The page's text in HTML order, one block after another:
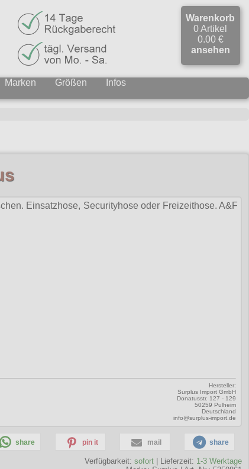
Warenkorb
0 Artikel
0.00 €
ansehen
Marken Größen
Infos
Einsatzhose, Securityhose oder Freizeithose. A&F
Hersteller:
Surplus Import GmbH
Donatusstr. 127 - 129
50259 Pulheim
Deutschland
info@surplus-import.de
share pin it mail share
Verfügbarkeit: sofort | Lieferzeit: 1-3 Werktage